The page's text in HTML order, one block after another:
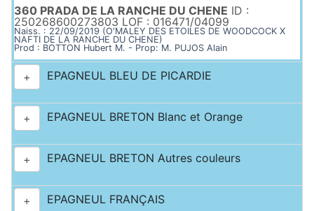
360 PRADA DE LA RANCHE DU CHENE ID :
250268600273803 LOF : 016471/04099
Naiss. : 22/09/2019 (O'MALEY DES ETOILES DE WOODCOCK X
NAFTI DE LA RANCHE DU CHENE)
Prod : BOTTON Hubert M. - Prop: M. PUJOS Alain
+ EPAGNEUL BLEU DE PICARDIE
+ EPAGNEUL BRETON Blanc et Orange
+ EPAGNEUL BRETON Autres couleurs
+ EPAGNEUL FRANÇAIS